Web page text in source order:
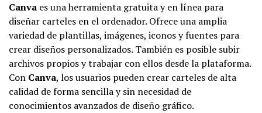
Canva es una herramienta gratuita y en línea para
diseñar carteles en el ordenador. Ofrece una amplia
variedad de plantillas, imágenes, iconos y fuentes para
crear diseños personalizados. También es posible subir
archivos propios y trabajar con ellos desde la plataforma.
Con Canva, los usuarios pueden crear carteles de alta
calidad de forma sencilla y sin necesidad de
conocimientos avanzados de diseño gráfico.